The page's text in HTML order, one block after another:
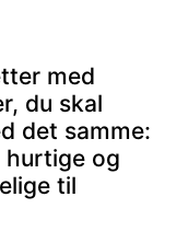
med
du skal
det samme:
hurtige og
til